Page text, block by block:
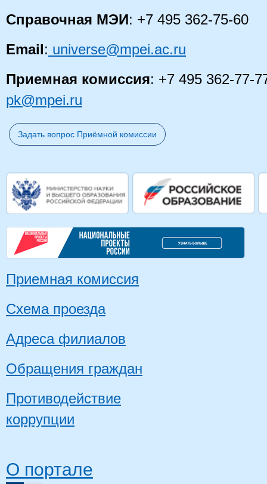
Справочная МЭИ: +7 495 362-75-60
Email: universe@mpei.ac.ru
Приемная комиссия: +7 495 362-77-
pk@mpei.ru
Задать вопрос Приёмной комиссии
Приемная комиссия
Схема проезда
Адреса филиалов
Обращения граждан
Противодействие
коррупции
О портале